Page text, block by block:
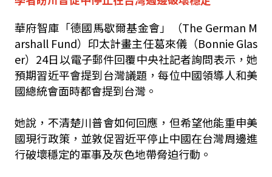
華府智庫「德國馬歇爾基金會」（The German M
arshall Fund）印太計畫主任葛來儀（Bonnie Glas
er）24日以電子郵件回覆中央社記者詢問表示，她
預期習近平會提到台灣議題，每位中國領導人和美
國總統會面時都會提到台灣。
她說，不清楚川普會如何回應，但希望他能重申美
國現行政策，並敦促習近平停止中國在台灣周邊進
行破壞穩定的軍事及灰色地帶脅迫行動。